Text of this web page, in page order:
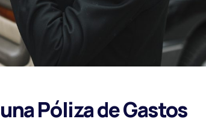
Póliza de Gastos